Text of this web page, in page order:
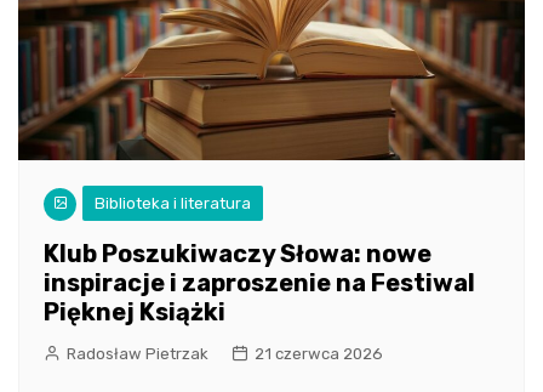
Biblioteka i literatura
Klub Poszukiwaczy Słowa: nowe
inspiracje i zaproszenie na Festiwal
Pięknej Książki
Radosław Pietrzak 21 czerwca 2026